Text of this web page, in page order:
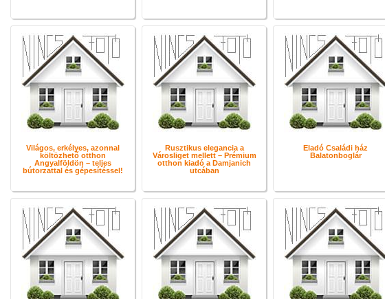
Világos, erkélyes, azonnal
költözhető otthon
Angyalföldön – teljes
bútorzattal és gépesítéssel!
Rusztikus elegancia a
Városliget mellett – Prémium
otthon kiadó a Damjanich
utcában
Eladó Családi ház
Balatonboglár